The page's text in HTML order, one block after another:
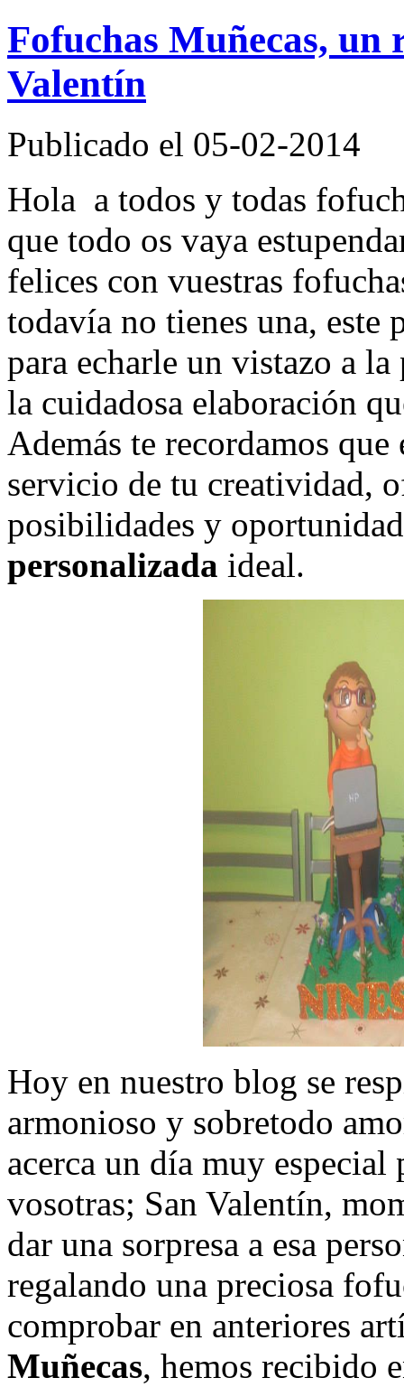
Fofuchas Muñecas,
Valentín
Publicado el 05-02-2014
Hola a todos y todas
que todo os vaya
felices con vuestras
todavía no tienes una, este
para echarle un vistazo a
la cuidadosa elaboración
Además te recordamos
servicio de tu creatividad,
posibilidades y
personalizada ideal.
Hoy en nuestro blog se
armonioso y sobretodo
acerca un día muy
vosotras; San Valentín,
dar una sorpresa a esa
regalando una preciosa
comprobar en anteriores
Muñecas, hemos recibido